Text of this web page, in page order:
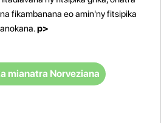
fikambanana eo amin'ny fitsipika
p>
mianatra Norveziana